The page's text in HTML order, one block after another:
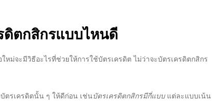
ดิตกสิกรแบบไหนดี
หม่จะมีวิธีอะไรที่ช่วยให้การใช้บัตรเครดิต ไม่ว่าจะบัตรเครดิตกสิกร
ตรเครดิตนั้น ๆ ให้ดีก่อน เช่นบัตรเครดิตกสิกรมีกี่แบบแต่ละแบบเน้น